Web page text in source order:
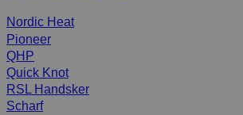
Nordic Heat
Pioneer
QHP
Quick Knot
RSL Handsker
Scharf